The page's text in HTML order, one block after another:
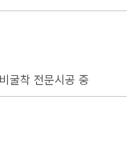
굴착 전문시공 중